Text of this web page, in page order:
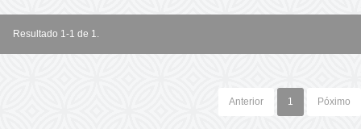
Resultado 1-1 de 1.
Anterior 1 Póximo